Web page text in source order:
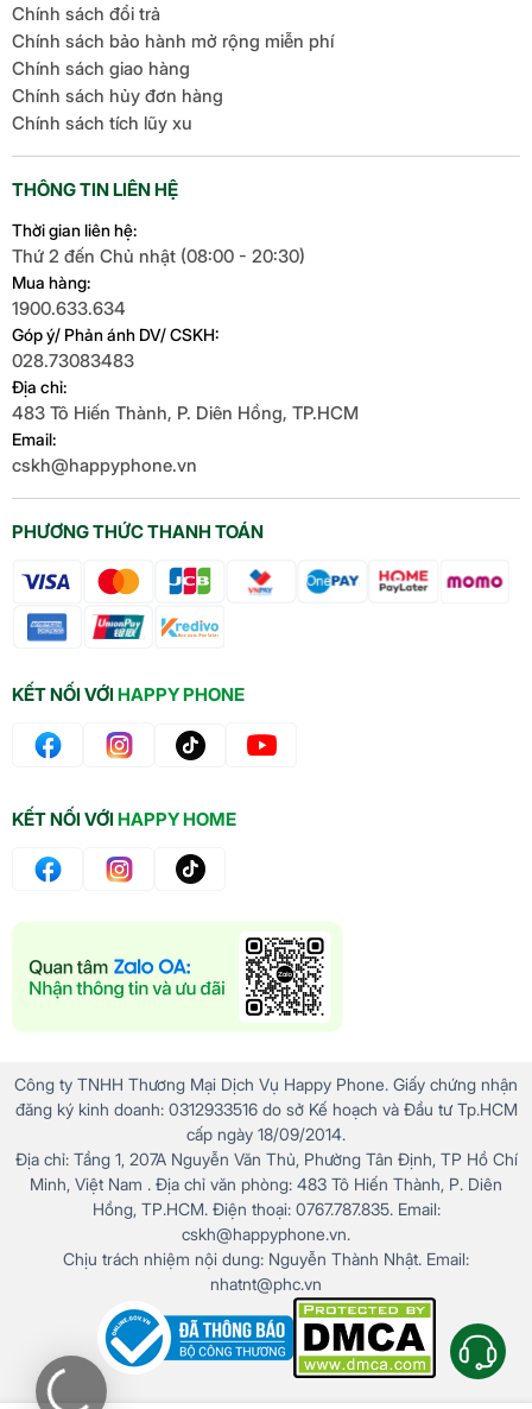
PHƯƠNG THỨC THANH TOÁN
KẾT NỐI VỚIHAPPY PHONE
Chính sách đổi trả
Chính sách bảo hành mở rộng miễn phí
Chính sách giao hàng
Chính sách hủy đơn hàng
Chính sách tích lũy xu
THÔNG TIN LIÊN HỆ
Thời gian liên hệ:
Thứ 2 đến Chủ nhật (08:00 - 20:30)
Mua hàng:
1900.633.634
Góp ý/ Phản ánh DV/ CSKH:
028.73083483
Địa chỉ:
483 Tô Hiến Thành, P. Diên Hồng, TP.HCM
Email:
cskh@happyphone.vn
KẾT NỐI VỚIHAPPY HOME
Công ty TNHH Thương Mại Dịch Vụ Happy Phone. Giấy chứng nhận
đăng ký kinh doanh: 0312933516 do sở Kế hoạch và Đầu tư Tp.HCM
cấp ngày 18/09/2014.
Địa chỉ: Tầng 1, 207A Nguyễn Văn Thủ, Phường Tân Định, TP Hồ Chí
Minh, Việt Nam . Địa chỉ văn phòng: 483 Tô Hiến Thành, P. Diên
Hồng, TP.HCM. Điện thoại: 0767.787.835. Email:
cskh@happyphone.vn.
Chịu trách nhiệm nội dung: Nguyễn Thành Nhật. Email:
nhatnt@phc.vn